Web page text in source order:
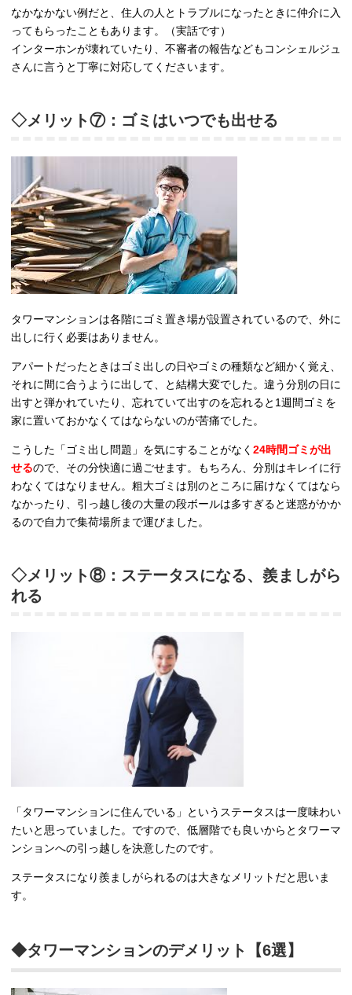
なかなかない例だと、住人の人とトラブルになったときに仲介に入
ってもらったこともあります。（実話です）
インターホンが壊れていたり、不審者の報告などもコンシェルジュ
さんに言うと丁寧に対応してくださいます。
◇メリット⑦：ゴミはいつでも出せる
タワーマンションは各階にゴミ置き場が設置されているので、外に
出しに行く必要はありません。
アパートだったときはゴミ出しの日やゴミの種類など細かく覚え、
それに間に合うように出して、と結構大変でした。違う分別の日に
出すと弾かれていたり、忘れていて出すのを忘れると1週間ゴミを
家に置いておかなくてはならないのが苦痛でした。
こうした「ゴミ出し問題」を気にすることがなく 24時間ゴミが出
せるので、その分快適に過ごせます。もちろん、分別はキレイに行
わなくてはなりません。粗大ゴミは別のところに届けなくてはなら
なかったり、引っ越し後の大量の段ボールは多すぎると迷惑がかか
るので自力で集荷場所まで運びました。
◇メリット⑧：ステータスになる、羨ましがら
れる
「タワーマンションに住んでいる」というステータスは一度味わい
たいと思っていました。ですので、低層階でも良いからとタワーマ
ンションへの引っ越しを決意したのです。
ステータスになり羨ましがられるのは大きなメリットだと思いま
す。
◆タワーマンションのデメリット【6選】